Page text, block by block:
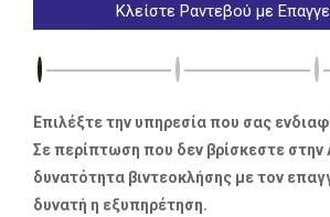
Κλείστε Ραντεβού με
Επιλέξτε την υπηρεσία που σας
Σε περίπτωση που δεν βρίσκεστε στην
δυνατότητα βιντεοκλήσης με τον
δυνατή η εξυπηρέτηση.